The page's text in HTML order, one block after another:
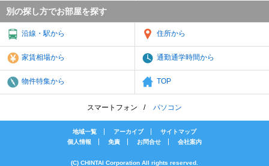
別の探し方でお部屋を探す
沿線・駅から 住所から
家賃相場から 通勤通学時間から
物件特集から TOP
スマートフォン パソコン
地域一覧 アーカイブ
サイトマップ
個人情報
免責 お問合せ 会社案内
(C) CHINTAI Corporation All rights reserved.